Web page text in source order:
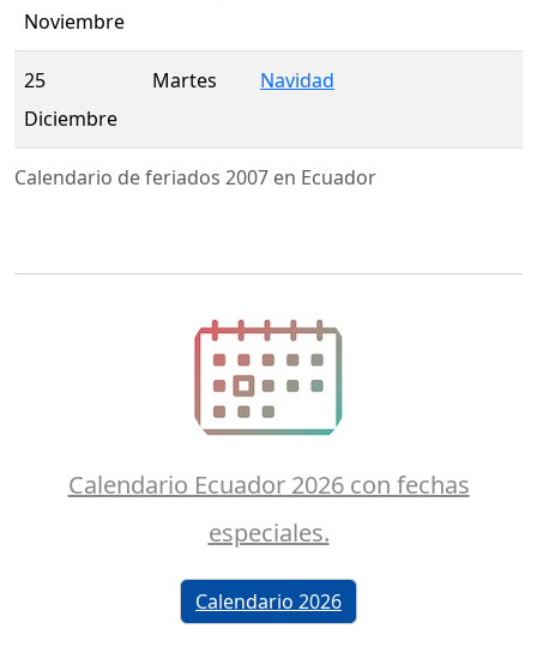
Calendario de feriados 2007 en Ecuador
Noviembre
25
Diciembre
Martes Navidad
Calendario Ecuador 2026 con fechas
especiales.
Calendario 2026